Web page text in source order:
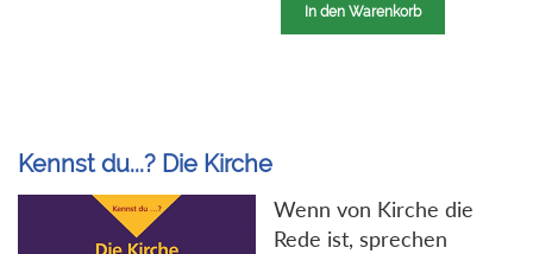
In den Warenkorb
Kennst du...? Die Kirche
Wenn von Kirche die
Rede ist, sprechen